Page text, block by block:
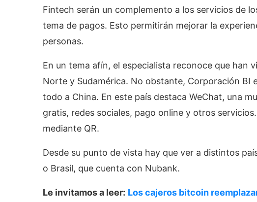
Fintech serán un complemento a los servicios de
tema de pagos. Esto permitirán mejorar la
personas.
En un tema afín, el especialista reconoce que han
Norte y Sudamérica. No obstante, Corporación BI
todo a China. En este país destaca WeChat, una
gratis, redes sociales, pago online y otros
mediante QR.
Desde su punto de vista hay que ver a distintos
o Brasil, que cuenta con Nubank.
Le invitamos a leer: Los cajeros bitcoin